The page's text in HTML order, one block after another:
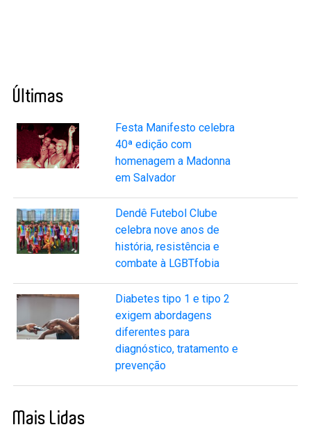
Últimas
Festa Manifesto celebra
40ª edição com
homenagem a Madonna
em Salvador
Dendê Futebol Clube
celebra nove anos de
história, resistência e
combate à LGBTfobia
Diabetes tipo 1 e tipo 2
exigem abordagens
diferentes para
diagnóstico, tratamento e
prevenção
Mais Lidas